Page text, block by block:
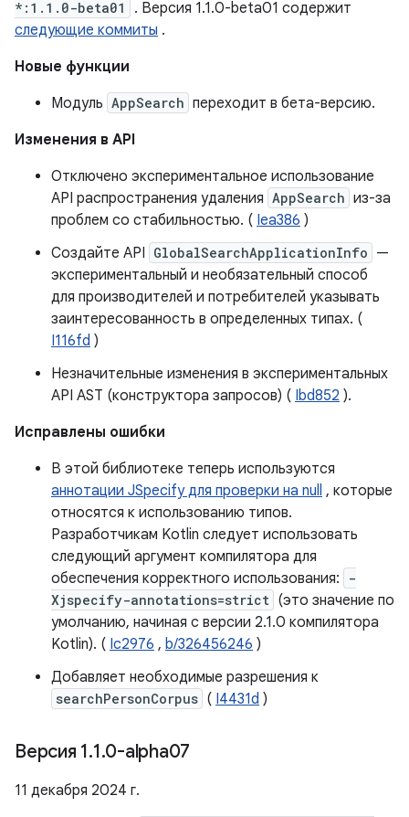
*:1.1.0-beta01
. Версия 1.1.0-beta01 содержит
следующие коммиты .
Новые функции
Модуль AppSearch переходит в бета-версию.
Изменения в API
Отключено экспериментальное использование
API распространения удаления AppSearch из-за
проблем со стабильностью. ( Iea386 )
Создайте API GlobalSearchApplicationInfo —
экспериментальный и необязательный способ
для производителей и потребителей указывать
заинтересованность в определенных типах. (
I116fd )
Незначительные изменения в экспериментальных
API AST (конструктора запросов) ( Ibd852 ).
Исправлены ошибки
В этой библиотеке теперь используются
аннотации JSpecify для проверки на null , которые
относятся к использованию типов.
Разработчикам Kotlin следует использовать
следующий аргумент компилятора для
обеспечения корректного использования:
-
Xjspecify-annotations=strict (это значение по
умолчанию, начиная с версии 2.1.0 компилятора
Kotlin). ( Ic2976 , b/326456246 )
Добавляет необходимые разрешения к
searchPersonCorpus ( I4431d )
Версия 1.1.0-alpha07
11 декабря 2024 г.